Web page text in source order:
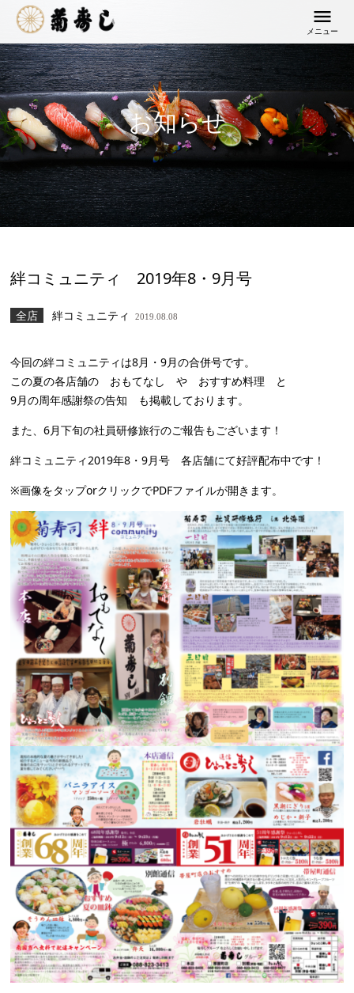
メニュー
お知らせ
絆コミュニティ 2019年8・9月号
全店 絆コミュニティ 2019.08.08
今回の絆コミュニティは8月・9月の合併号です。
この夏の各店舗の おもてなし や おすすめ料理 と
9月の周年感謝祭の告知 も掲載しております。
また、6月下旬の社員研修旅行のご報告もございます！
絆コミュニティ2019年8・9月号 各店舗にて好評配布中です！
※画像をタップorクリックでPDFファイルが開きます。